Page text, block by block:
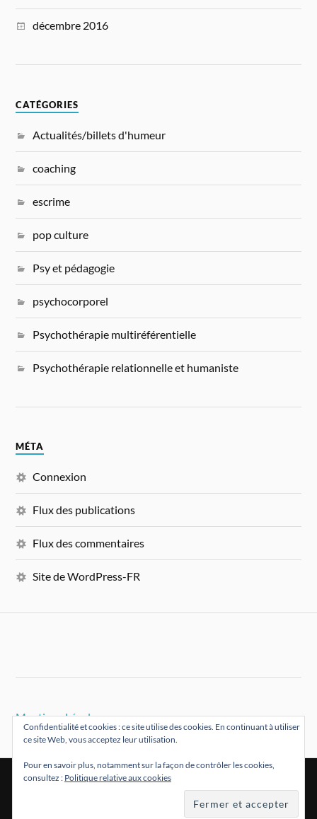
décembre 2016
CATÉGORIES
Actualités/billets d'humeur
coaching
escrime
pop culture
Psy et pédagogie
psychocorporel
Psychothérapie multiréférentielle
Psychothérapie relationnelle et humaniste
MÉTA
Connexion
Flux des publications
Flux des commentaires
Site de WordPress-FR
Mentions Légales
WORDPRESS & THÈME PAR
ANDERS NORÉN
Confidentialité et cookies : ce site utilise des cookies. En continuant à utiliser
ce site Web, vous acceptez leur utilisation.
Pour en savoir plus, notamment sur la façon de contrôler les cookies,
consultez : Politique relative aux cookies